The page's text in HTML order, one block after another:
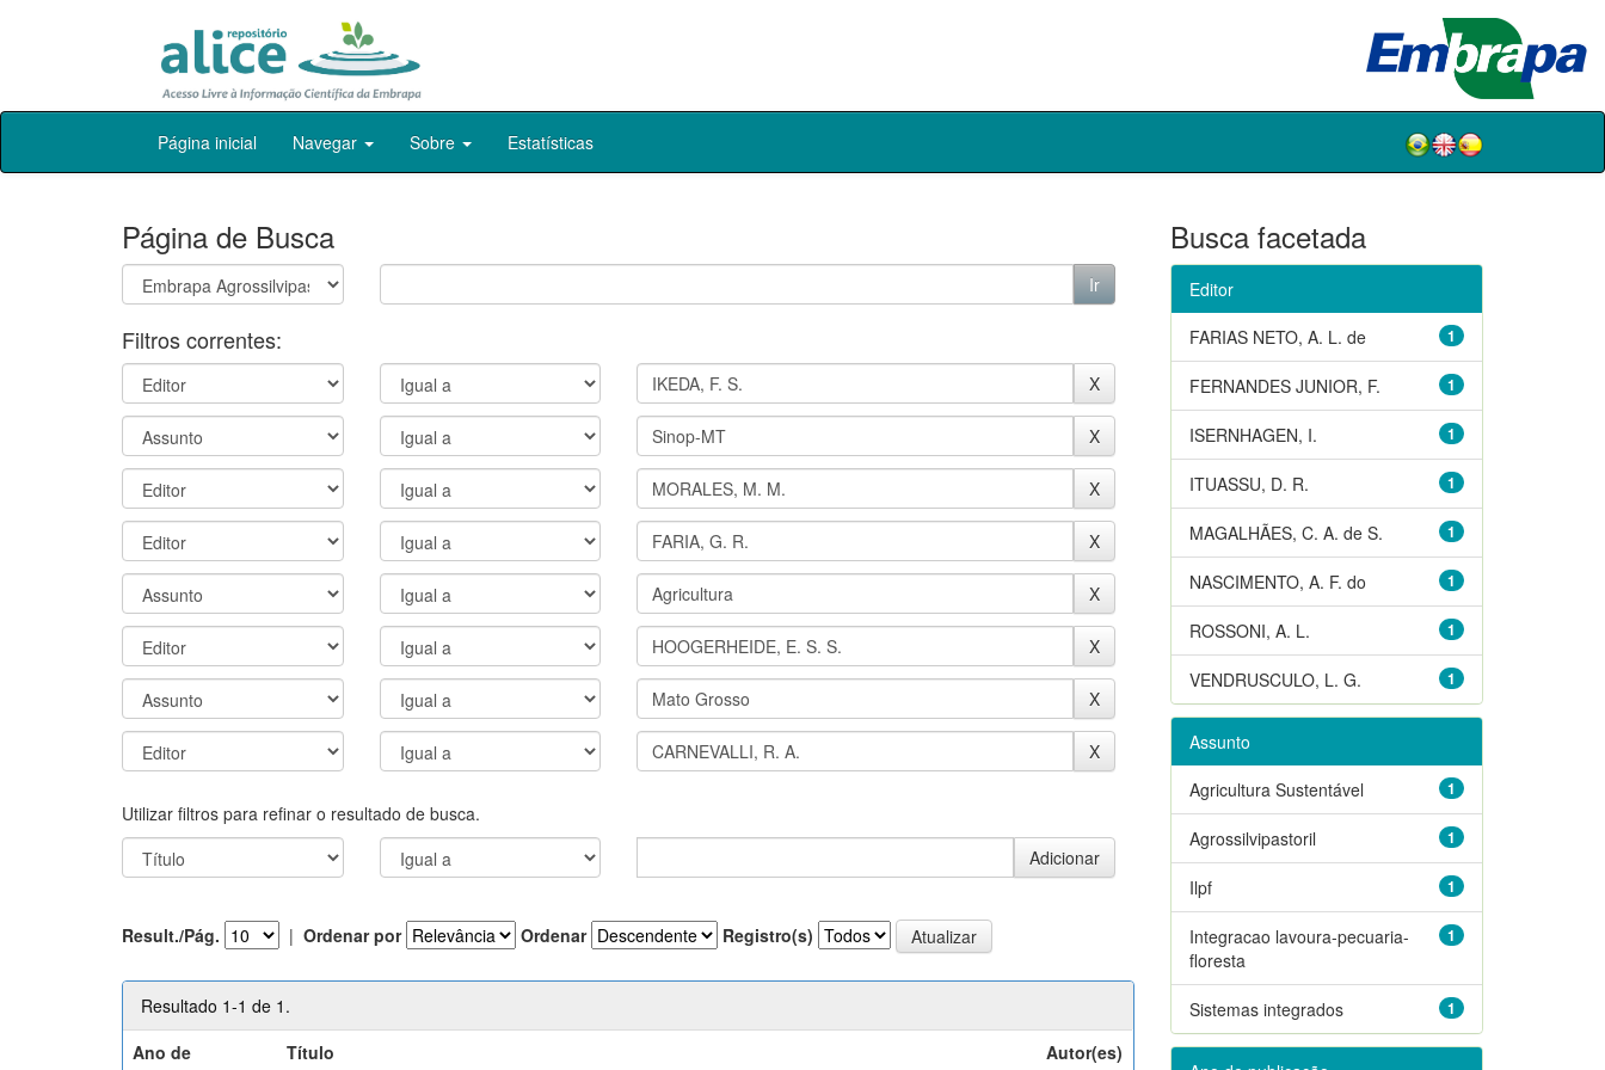
Skip
Página inicial Navegar Sobre Estatísticas
Página de Busca
Filtros correntes:
Utilizar filtros para refinar o resultado de busca.
Result./Pág. | Ordenar por Ordenar Registro(s)
Resultado 1-1 de 1.
Ano de
Título Autor(es)
Busca facetada
Editor
1
FARIAS NETO, A. L. de
1
FERNANDES JUNIOR, F.
1
ISERNHAGEN, I.
1
ITUASSU, D. R.
1
MAGALHÃES, C. A. de S.
1
NASCIMENTO, A. F. do
1
ROSSONI, A. L.
1
VENDRUSCULO, L. G.
Assunto
1
Agricultura Sustentável
1
Agrossilvipastoril
1
Ilpf
1
Integracao lavoura-pecuaria-
floresta
1
Sistemas integrados